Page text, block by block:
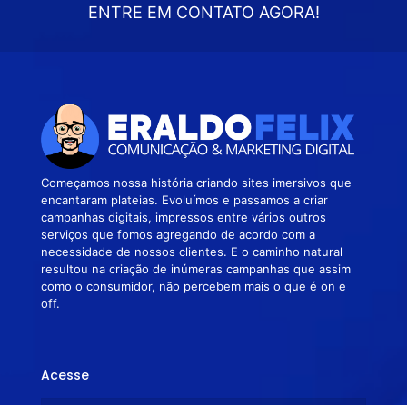
ENTRE EM CONTATO AGORA!
Começamos nossa história criando sites imersivos que
encantaram plateias. Evoluímos e passamos a criar
campanhas digitais, impressos entre vários outros
serviços que fomos agregando de acordo com a
necessidade de nossos clientes. E o caminho natural
resultou na criação de inúmeras campanhas que assim
como o consumidor, não percebem mais o que é on e
off.
Acesse